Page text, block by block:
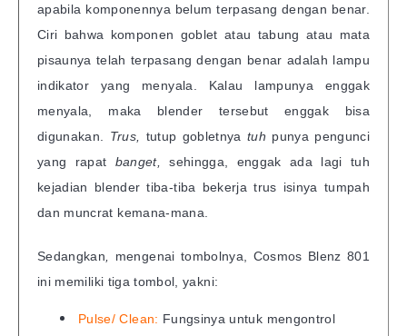
apabila komponennya belum terpasang dengan benar.
Ciri bahwa komponen goblet atau tabung atau mata
pisaunya telah terpasang dengan benar adalah lampu
indikator yang menyala. Kalau lampunya enggak
menyala, maka blender tersebut enggak bisa
digunakan. Trus, tutup gobletnya tuh punya pengunci
yang rapat banget,sehingga, enggak ada lagi tuh
kejadian blender tiba-tiba bekerja trus isinya tumpah
dan muncrat kemana-mana.
Sedangkan, mengenai tombolnya, Cosmos Blenz 801
ini memiliki tiga tombol, yakni:
Pulse/ Clean: Fungsinya untuk mengontrol